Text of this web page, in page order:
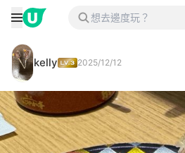
kelly 2025/12/12